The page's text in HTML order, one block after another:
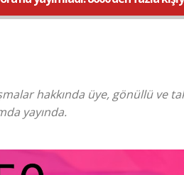
hakkında üye, gönüllü ve
yayında.